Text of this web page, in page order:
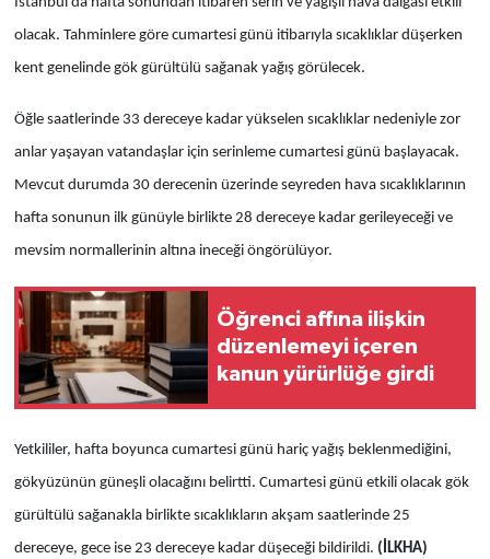
olacak. Tahminlere göre cumartesi günü itibarıyla sıcaklıklar düşerken
kent genelinde gök gürültülü sağanak yağış görülecek.
Öğle saatlerinde 33 dereceye kadar yükselen sıcaklıklar nedeniyle zor
anlar yaşayan vatandaşlar için serinleme cumartesi günü başlayacak.
Mevcut durumda 30 derecenin üzerinde seyreden hava sıcaklıklarının
hafta sonunun ilk günüyle birlikte 28 dereceye kadar gerileyeceği ve
mevsim normallerinin altına ineceği öngörülüyor.
Öğrenci affına ilişkin
düzenlemeyi içeren
kanun yürürlüğe girdi
Yetkililer, hafta boyunca cumartesi günü hariç yağış beklenmediğini,
gökyüzünün güneşli olacağını belirtti. Cumartesi günü etkili olacak gök
gürültülü sağanakla birlikte sıcaklıkların akşam saatlerinde 25
dereceye, gece ise 23 dereceye kadar düşeceği bildirildi. (İLKHA)